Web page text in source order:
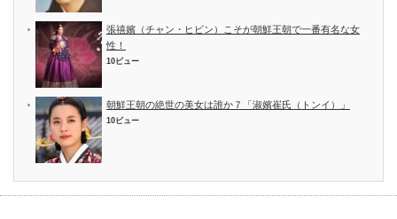
張禧嬪（チャン・ヒビン）こそが朝鮮王朝で一番有名な女
性！
10ビュー
朝鮮王朝の絶世の美女は誰か７「淑嬪崔氏（トンイ）」
10ビュー